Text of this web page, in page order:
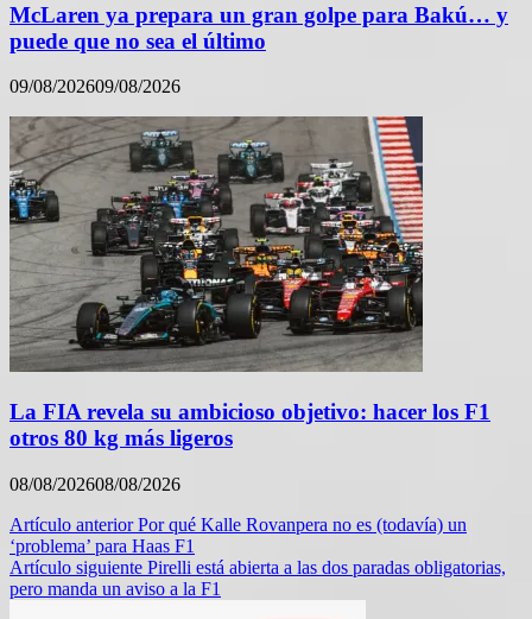
McLaren ya prepara un gran golpe para Bakú… y
puede que no sea el último
09/08/202609/08/2026
La FIA revela su ambicioso objetivo: hacer los F1
otros 80 kg más ligeros
08/08/202608/08/2026
Navegación
de
entradas
Artículo anterior Por qué Kalle Rovanpera no es (todavía) un
‘problema’ para Haas F1
Artículo siguiente Pirelli está abierta a las dos paradas obligatorias,
pero manda un aviso a la F1